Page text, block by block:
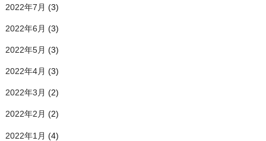
2022年7月 (3)
2022年6月 (3)
2022年5月 (3)
2022年4月 (3)
2022年3月 (2)
2022年2月 (2)
2022年1月 (4)